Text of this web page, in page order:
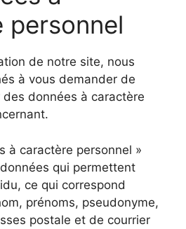
personnel
de notre site, nous
à vous demander de
données à caractère
à caractère personnel »
qui permettent
ce qui correspond
prénoms, pseudonyme,
postale et de courrier